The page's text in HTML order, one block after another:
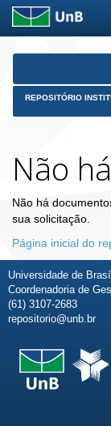
Skip
REPOSITÓRIO
Não
Não há
sua solicitação.
Página inicial do
Universidade de
Coordenadoria de
(61) 3107-2683
repositorio@unb.br